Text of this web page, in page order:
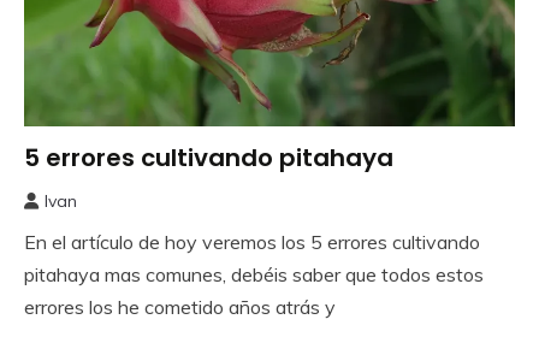
Frutales
5 errores cultivando pitahaya
septiembre,
2023
Ivan
En el artículo de hoy veremos los 5 errores cultivando
pitahaya mas comunes, debéis saber que todos estos
errores los he cometido años atrás y